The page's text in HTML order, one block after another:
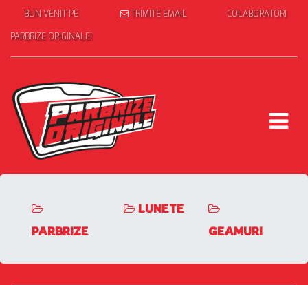
BUN VENIT PE
PARBRIZE ORIGINALE!
TRIMITE EMAIL COLABORATORI
PARBRIZE
LUNETE
GEAMURI